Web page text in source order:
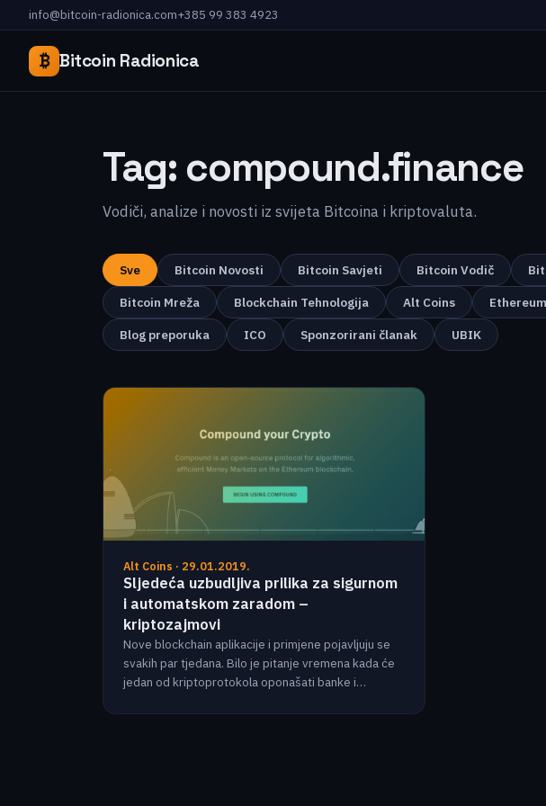
info@bitcoin-radionica.com+385 99 383 4923
₿ Bitcoin Radionica
Tag: compound.finance
Vodiči, analize i novosti iz svijeta Bitcoina i kriptovaluta.
Sve Bitcoin Novosti Bitcoin Savjeti Bitcoin Vodič
Bitcoin Mreža
Blockchain Tehnologija Alt Coins Ethereum
Blog preporuka
ICO Sponzorirani članak UBIK
Alt Coins · 29.01.2019.
Sljedeća uzbudljiva prilika za sigurnom
i automatskom zaradom –
kriptozajmovi
Nove blockchain aplikacije i primjene pojavljuju se
svakih par tjedana. Bilo je pitanje vremena kada će
jedan od kriptoprotokola oponašati banke i…